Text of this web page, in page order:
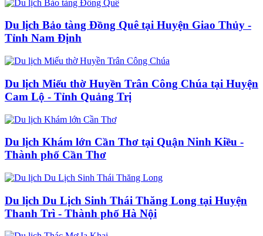
Du lịch Bảo tàng Đồng Quê tại Huyện Giao Thủy -
Tỉnh Nam Định
Du lịch Miếu thờ Huyền Trân Công Chúa tại Huyện
Cam Lộ - Tỉnh Quảng Trị
Du lịch Khám lớn Cần Thơ tại Quận Ninh Kiều -
Thành phố Cần Thơ
Du lịch Du Lịch Sinh Thái Thăng Long tại Huyện
Thanh Trì - Thành phố Hà Nội